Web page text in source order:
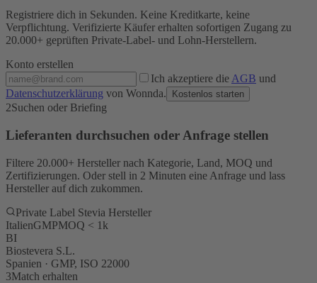
Registriere dich in Sekunden. Keine Kreditkarte, keine
Verpflichtung. Verifizierte Käufer erhalten sofortigen Zugang zu
20.000+ geprüften Private-Label- und Lohn-Herstellern.
Konto erstellen
Ich akzeptiere dieAGB und
Datenschutzerklärung von Wonnda. Kostenlos starten
2Suchen oder Briefing
Lieferanten durchsuchen oder Anfrage stellen
Filtere 20.000+ Hersteller nach Kategorie, Land, MOQ und
Zertifizierungen. Oder stell in 2 Minuten eine Anfrage und lass
Hersteller auf dich zukommen.
Private Label Stevia Hersteller
ItalienGMPMOQ < 1k
BI
Biostevera S.L.
Spanien · GMP, ISO 22000
3Match erhalten